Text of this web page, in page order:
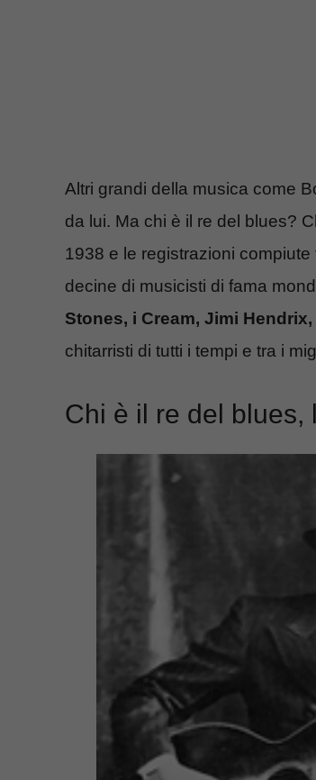
Altri grandi della musica come
da lui. Ma chi è il re del blues?
1938 e le registrazioni
decine di musicisti di fama
Stones, i Cream, Jimi
chitarristi di tutti i tempi e tra i
Chi è il re del blues,